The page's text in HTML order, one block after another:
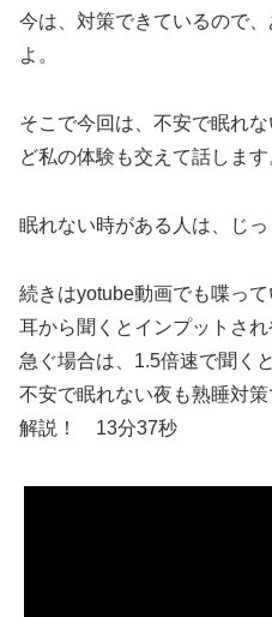
今は、対策できているので
よ。
そこで今回は、不安で眠れ
ど私の体験も交えて話します
眠れない時がある人は、じっ
続きはyotube動画でも喋って
耳から聞くとインプットさ
急ぐ場合は、1.5倍速で聞く
不安で眠れない夜も熟睡対
解説！
13分37秒